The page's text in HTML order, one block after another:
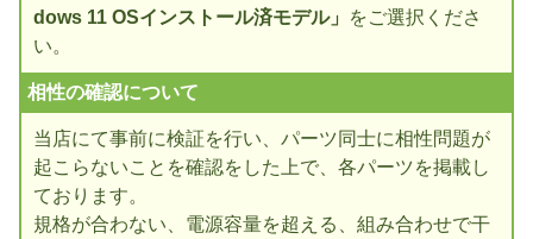
dows 11 OSインストール済モデル」
をご選択くださ
い。
相性の確認について
当店にて事前に検証を行い、パーツ同士に相性問題が
起こらないことを確認をした上で、各パーツを掲載し
ております。
規格が合わない、電源容量を超える、組み合わせで干